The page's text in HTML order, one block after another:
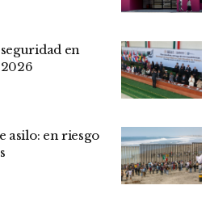
en
asilo: en riesgo